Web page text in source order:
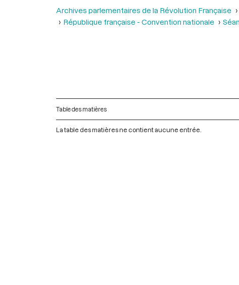
Archives parlementaires de la Révolution Française
République française - Convention nationale
Table des matières
La table des matières ne contient aucune entrée.